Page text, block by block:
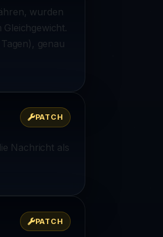
wurden
genau
PATCH
Nachricht als
PATCH